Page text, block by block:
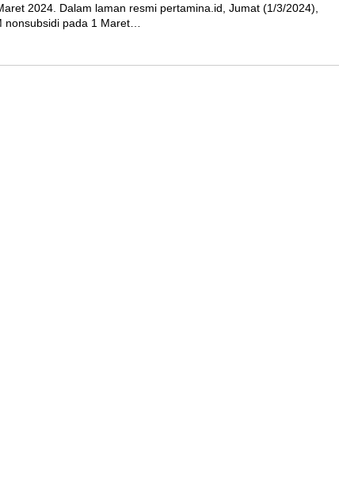
2024. Dalam laman resmi pertamina.id, Jumat (1/3/2024),
nonsubsidi pada 1 Maret…